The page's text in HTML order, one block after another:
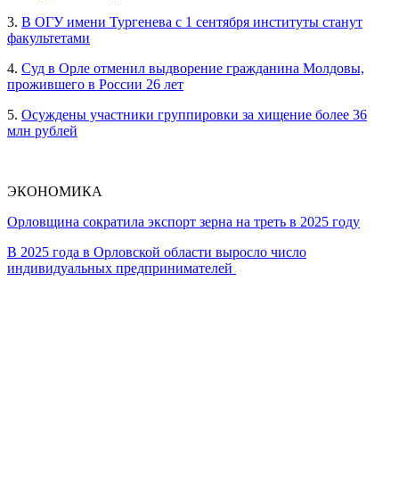
3. В ОГУ имени Тургенева с 1 сентября институты станут
факультетами
4. Суд в Орле отменил выдворение гражданина Молдовы,
прожившего в России 26 лет
5. Осуждены участники группировки за хищение более 36
млн рублей
ЭКОНОМИКА
Орловщина сократила экспорт зерна на треть в 2025 году
В 2025 года в Орловской области выросло число
индивидуальных предпринимателей